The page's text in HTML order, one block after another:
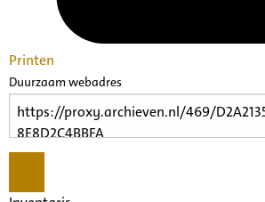
Printen
Duurzaam webadres